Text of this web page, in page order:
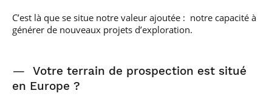
C’est là que se situe notre valeur ajoutée : notre capacité à
générer de nouveaux projets d’exploration.
—
Votre terrain de prospection est situé
en Europe ?